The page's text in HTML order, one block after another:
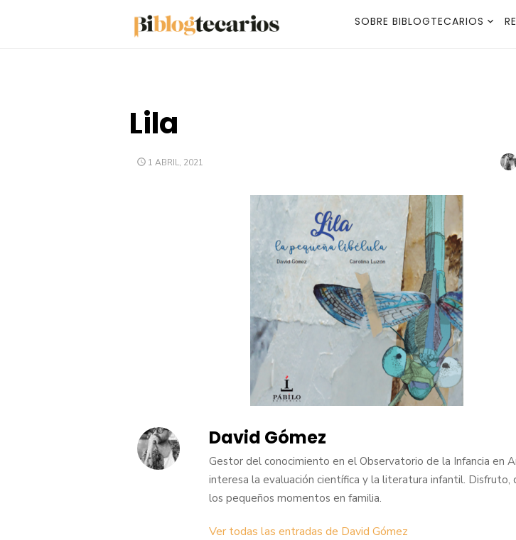
SOBRE BIBLOGTECARIOS
Lila
PUBLICADO
1 ABRIL, 2021
David Gómez
Gestor del conocimiento en el Observatorio de la Infancia en
interesa la evaluación científica y la literatura infantil. Disfruto,
los pequeños momentos en familia.
Ver todas las entradas de David Gómez